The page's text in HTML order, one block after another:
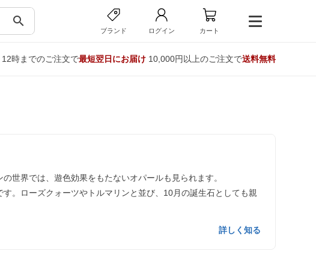
search
ブランド ログイン カート
12時までのご注文で最短翌日にお届け10,000円以上のご注文で送料無料
世界では、遊色効果をもたないオパールも見られます。
。ローズクォーツやトルマリンと並び、10月の誕生石としても親
詳しく知る